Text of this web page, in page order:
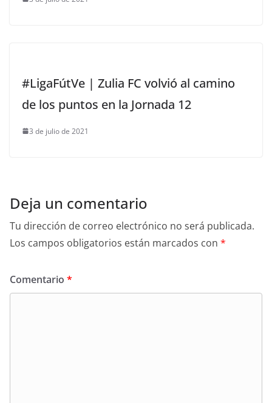
#LigaFútVe | Zulia FC volvió al camino
de los puntos en la Jornada 12
3 de julio de 2021
Deja un comentario
Tu dirección de correo electrónico no será publicada.
Los campos obligatorios están marcados con *
Comentario *